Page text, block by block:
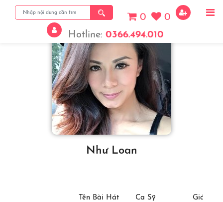
0
0
Hotline: 0366.494.010
Như Loan
Tên Bài Hát Ca Sỹ Giá